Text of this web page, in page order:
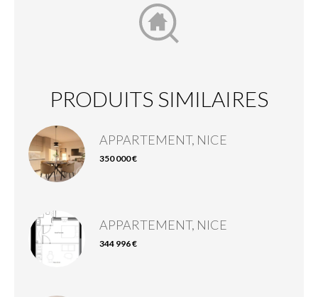
PRODUITS SIMILAIRES
APPARTEMENT, NICE
350 000 €
APPARTEMENT, NICE
344 996 €